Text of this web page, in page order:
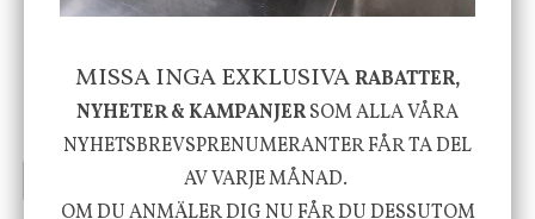
Skål, Hands marmor
635 kr795 kr
Serveringsfat, Ostron,
Stengods
415 kr
INFO
MISSA INGA EXKLUSIVARABATTER,
NYHETER & KAMPANJERSOM ALLA VÅRA
NYHETSBREVSPRENUMERANTER FÅR TA DEL
AV VARJE MÅNAD.
OM DU ANMÄLER DIG NU FÅR DU DESSUTOM